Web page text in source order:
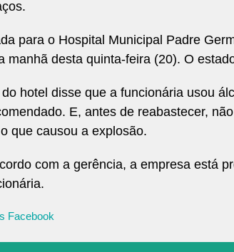
para o Hospital Municipal Padre
manhã desta quinta-feira (20). O
hotel disse que a funcionária usou
E, antes de reabastecer,
que causou a explosão.
com a gerência, a empresa está
Facebook